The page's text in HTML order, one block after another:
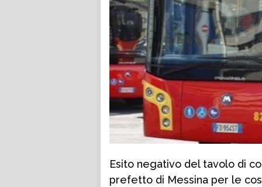
Esito negativo del tavolo di
prefetto di Messina per le